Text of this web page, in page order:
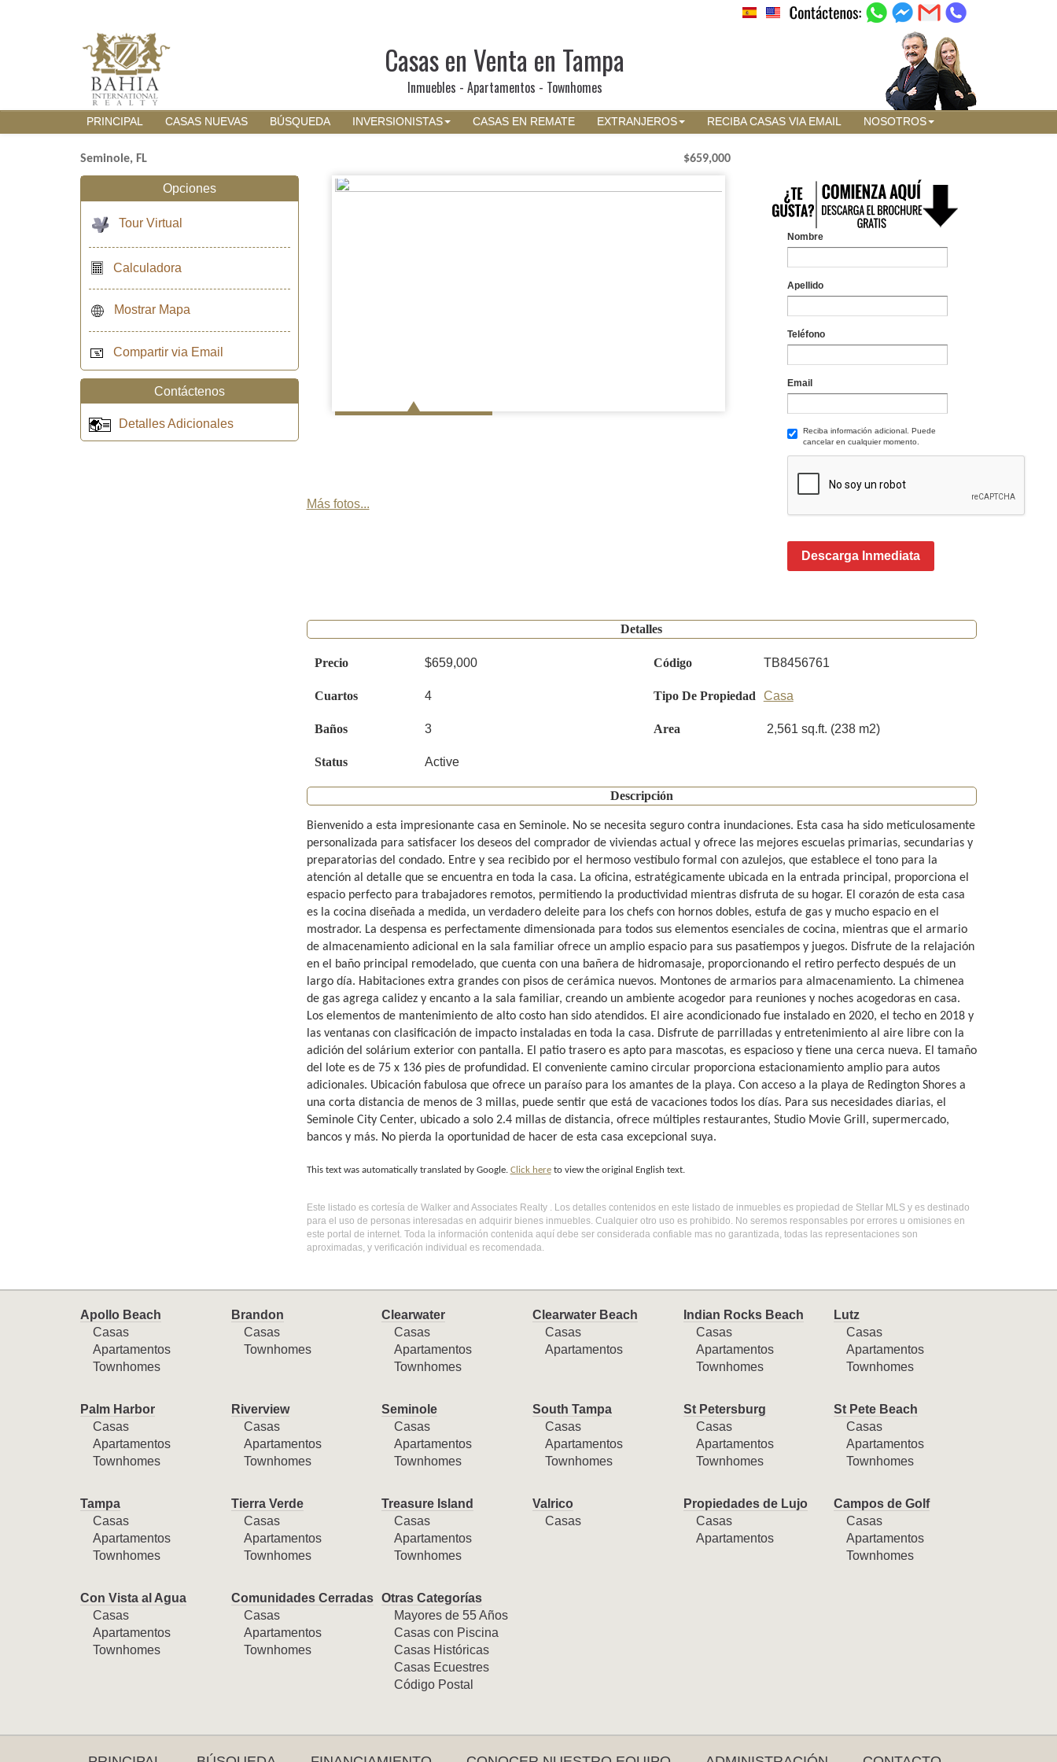
Casas en Venta en Tampa
Inmuebles - Apartamentos - Townhomes
PRINCIPAL CASAS NUEVAS BÚSQUEDA INVERSIONISTAS CASAS EN REMATE EXTRANJEROS RECIBA CASAS VIA EMAIL NOSOTROS
Seminole, FL $659,000
Más fotos...
Nombre
Apellido
Teléfono
Email
Reciba información adicional. Puede
cancelar en cualquier momento.
Descarga Inmediata
Detalles
Precio $659,000 Código TB8456761
Cuartos 4 Tipo De Propiedad Casa
Baños 3 Area 2,561 sq.ft. (238 m2)
Status Active
Descripción
Bienvenido a esta impresionante casa en Seminole. No se necesita seguro contra inundaciones. Esta casa ha sido meticulosamente
personalizada para satisfacer los deseos del comprador de viviendas actual y ofrece las mejores escuelas primarias, secundarias y
preparatorias del condado. Entre y sea recibido por el hermoso vestíbulo formal con azulejos, que establece el tono para la
atención al detalle que se encuentra en toda la casa. La oficina, estratégicamente ubicada en la entrada principal, proporciona el
espacio perfecto para trabajadores remotos, permitiendo la productividad mientras disfruta de su hogar. El corazón de esta casa
es la cocina diseñada a medida, un verdadero deleite para los chefs con hornos dobles, estufa de gas y mucho espacio en el
mostrador. La despensa es perfectamente dimensionada para todos sus elementos esenciales de cocina, mientras que el armario
de almacenamiento adicional en la sala familiar ofrece un amplio espacio para sus pasatiempos y juegos. Disfrute de la relajación
en el baño principal remodelado, que cuenta con una bañera de hidromasaje, proporcionando el retiro perfecto después de un
largo día. Habitaciones extra grandes con pisos de cerámica nuevos. Montones de armarios para almacenamiento. La chimenea
de gas agrega calidez y encanto a la sala familiar, creando un ambiente acogedor para reuniones y noches acogedoras en casa.
Los elementos de mantenimiento de alto costo han sido atendidos. El aire acondicionado fue instalado en 2020, el techo en 2018 y
las ventanas con clasificación de impacto instaladas en toda la casa. Disfrute de parrilladas y entretenimiento al aire libre con la
adición del solárium exterior con pantalla. El patio trasero es apto para mascotas, es espacioso y tiene una cerca nueva. El tamaño
del lote es de 75 x 136 pies de profundidad. El conveniente camino circular proporciona estacionamiento amplio para autos
adicionales. Ubicación fabulosa que ofrece un paraíso para los amantes de la playa. Con acceso a la playa de Redington Shores a
una corta distancia de menos de 3 millas, puede sentir que está de vacaciones todos los días. Para sus necesidades diarias, el
Seminole City Center, ubicado a solo 2.4 millas de distancia, ofrece múltiples restaurantes, Studio Movie Grill, supermercado,
bancos y más. No pierda la oportunidad de hacer de esta casa excepcional suya.
This text was automatically translated by Google. Click hereto view the original English text.
Este listado es cortesía de Walker and Associates Realty . Los detalles contenidos en este listado de inmuebles es propiedad de Stellar MLS y es destinado
para el uso de personas interesadas en adquirir bienes inmuebles. Cualquier otro uso es prohibido. No seremos responsables por errores u omisiones en
este portal de internet. Toda la información contenida aquí debe ser considerada confiable mas no garantizada, todas las representaciones son
aproximadas, y verificación individual es recomendada.
Opciones
Tour Virtual
Calculadora
Mostrar Mapa
Compartir via Email
Contáctenos
Detalles Adicionales
Apollo Beach
Casas
Apartamentos
Townhomes
Brandon
Casas
Townhomes
Clearwater
Casas
Apartamentos
Townhomes
Clearwater Beach
Casas
Apartamentos
Indian Rocks Beach
Casas
Apartamentos
Townhomes
Lutz
Casas
Apartamentos
Townhomes
Palm Harbor
Casas
Apartamentos
Townhomes
Riverview
Casas
Apartamentos
Townhomes
Seminole
Casas
Apartamentos
Townhomes
South Tampa
Casas
Apartamentos
Townhomes
St Petersburg
Casas
Apartamentos
Townhomes
St Pete Beach
Casas
Apartamentos
Townhomes
Tampa
Casas
Apartamentos
Townhomes
Tierra Verde
Casas
Apartamentos
Townhomes
Treasure Island
Casas
Apartamentos
Townhomes
Valrico
Casas
Propiedades de Lujo
Casas
Apartamentos
Campos de Golf
Casas
Apartamentos
Townhomes
Con Vista al Agua
Casas
Apartamentos
Townhomes
Comunidades Cerradas
Casas
Apartamentos
Townhomes
Otras Categorías
Mayores de 55 Años
Casas con Piscina
Casas Históricas
Casas Ecuestres
Código Postal